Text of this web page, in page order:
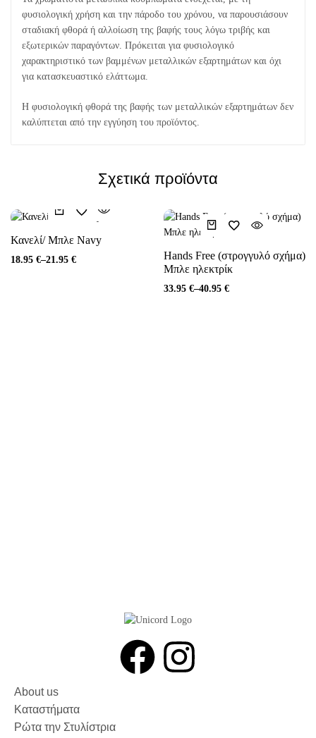
φυσιολογική χρήση και την πάροδο του χρόνου, να παρουσιάσουν
σταδιακή φθορά ή αλλοίωση της βαφής τους λόγω τριβής και
εξωτερικών παραγόντων. Πρόκειται για φυσιολογικό
χαρακτηριστικό των βαμμένων μεταλλικών εξαρτημάτων και όχι
για κατασκευαστικό ελάττωμα.
Η φυσιολογική φθορά της βαφής των μεταλλικών εξαρτημάτων δεν
καλύπτεται από την εγγύηση του προϊόντος.
Σχετικά προϊόντα
Κανελί/ Μπλε Navy
18.95 €–21.95 €
Hands Free (στρογγυλό σχήμα)
Μπλε ηλεκτρίκ
33.95 €–40.95 €
About us
Καταστήματα
Ρώτα την Στυλίστρια